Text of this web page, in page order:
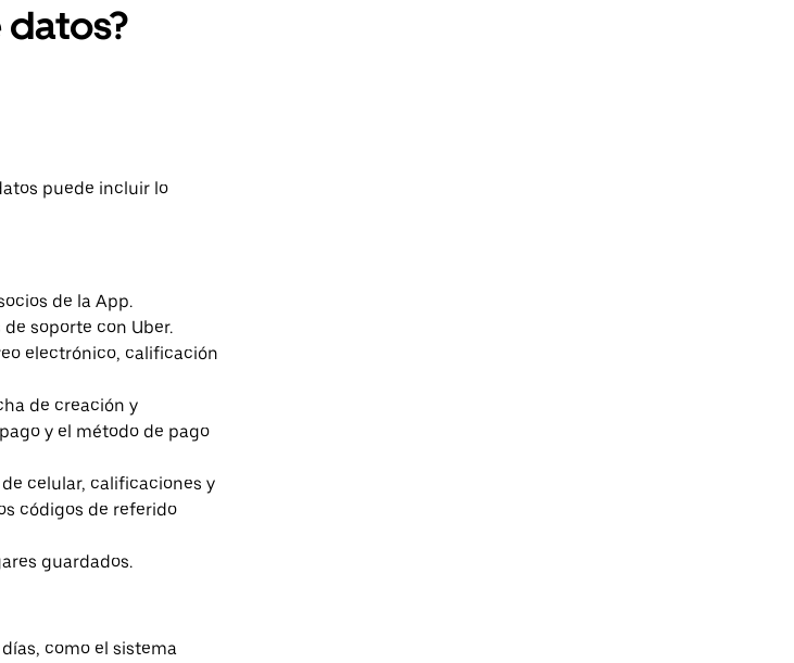
datos?
puede incluir lo
de la App.
soporte con Uber.
electrónico, calificación
de creación y
y el método de pago
celular, calificaciones y
códigos de referido
guardados.
como el sistema